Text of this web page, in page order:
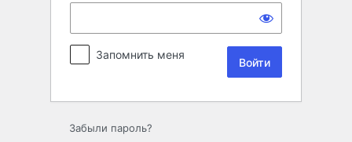
Запомнить меня
Забыли пароль?